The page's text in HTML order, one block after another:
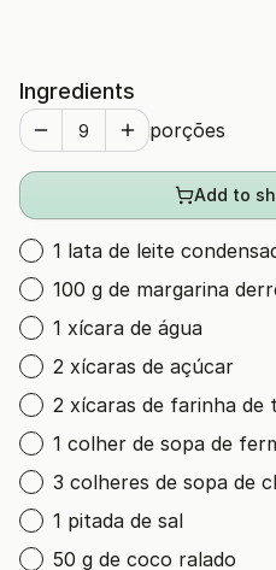
Ingredients
porções
Add to
1 lata de leite
100 g de margarina
1 xícara de água
2 xícaras de açúcar
2 xícaras de farinha de
1 colher de sopa de
3 colheres de sopa de
1 pitada de sal
50 g de coco ralado